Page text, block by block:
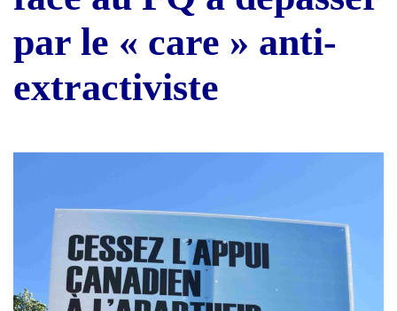
par le « care » anti-
extractiviste